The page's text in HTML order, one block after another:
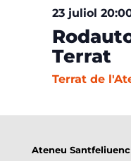
23 juliol
Terrat
Terrat de
Ateneu Santfeliuenc